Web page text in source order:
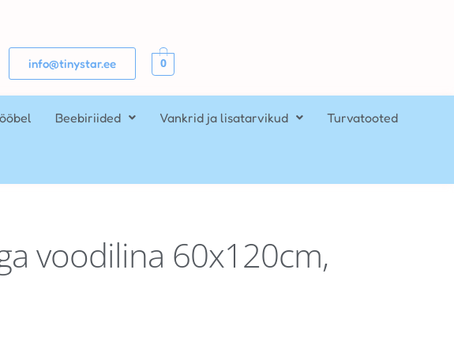
info@tinystar.ee 0
Beebiriided Vankrid ja lisatarvikud Turvatooted
voodilina 60x120cm,